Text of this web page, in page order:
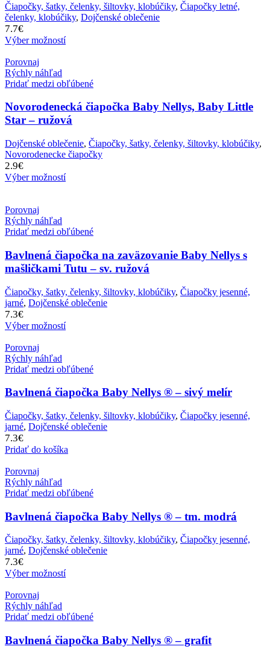
Čiapočky, šatky, čelenky, šiltovky, klobúčiky, Čiapočky letné,
čelenky, klobúčiky, Dojčenské oblečenie
7.7€
Výber možností
Porovnaj
Rýchly náhľad
Pridať medzi obľúbené
Novorodenecká čiapočka Baby Nellys, Baby Little
Star – ružová
Dojčenské oblečenie, Čiapočky, šatky, čelenky, šiltovky, klobúčiky,
Novorodenecke čiapočky
2.9€
Výber možností
Porovnaj
Rýchly náhľad
Pridať medzi obľúbené
Bavlnená čiapočka na zaväzovanie Baby Nellys s
mašličkami Tutu – sv. ružová
Čiapočky, šatky, čelenky, šiltovky, klobúčiky, Čiapočky jesenné,
jarné, Dojčenské oblečenie
7.3€
Výber možností
Porovnaj
Rýchly náhľad
Pridať medzi obľúbené
Bavlnená čiapočka Baby Nellys ® – sivý melír
Čiapočky, šatky, čelenky, šiltovky, klobúčiky, Čiapočky jesenné,
jarné, Dojčenské oblečenie
7.3€
Pridať do košíka
Porovnaj
Rýchly náhľad
Pridať medzi obľúbené
Bavlnená čiapočka Baby Nellys ® – tm. modrá
Čiapočky, šatky, čelenky, šiltovky, klobúčiky, Čiapočky jesenné,
jarné, Dojčenské oblečenie
7.3€
Výber možností
Porovnaj
Rýchly náhľad
Pridať medzi obľúbené
Bavlnená čiapočka Baby Nellys ® – grafit